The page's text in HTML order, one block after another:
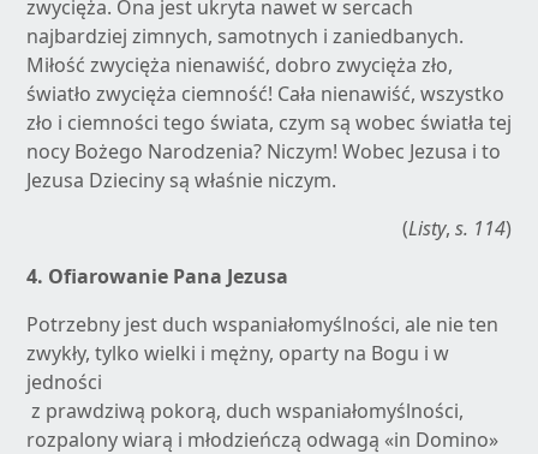
zwycięża. Ona jest ukryta nawet w sercach
najbardziej zimnych, samotnych i zaniedbanych.
Miłość zwycięża nienawiść, dobro zwycięża zło,
światło zwycięża ciemność! Cała nienawiść, wszystko
zło i ciemności tego świata, czym są wobec światła tej
nocy Bożego Narodzenia? Niczym! Wobec Jezusa i to
Jezusa Dzieciny są właśnie niczym.
(Listy, s. 114)
4. Ofiarowanie Pana Jezusa
Potrzebny jest duch wspaniałomyślności, ale nie ten
zwykły, tylko wielki i mężny, oparty na Bogu i w
jedności
z prawdziwą pokorą, duch wspaniałomyślności,
rozpalony wiarą i młodzieńczą odwagą «in Domino»